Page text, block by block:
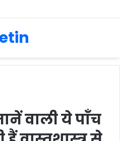
वाली ये पाँच